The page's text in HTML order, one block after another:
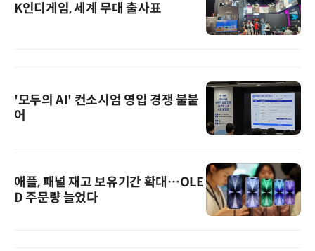
K인디게임, 세계 무대 출사표
'모두의 AI' 컨소시엄 영입 경쟁 불붙
어
애플, 패널 재고 보유기간 확대…OLE
D 주문량 늘었다